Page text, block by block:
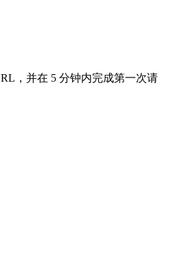
，并在 5 分钟内完成第一次请